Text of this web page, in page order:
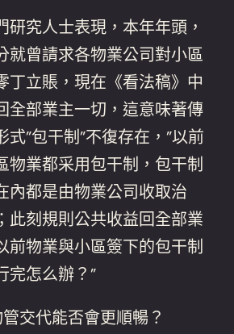
研究人士表現，本年年頭，
就曾請求各物業公司對小區
丁立賬，現在《看法稿》中
全部業主一切，這意味著傳
”包干制”不復存在，”以前
物業都采用包干制，包干制
內都是由物業公司收取治
此刻規則公共收益回全部業
前物業與小區簽下的包干制
完怎么辦？”
交代能否會更順暢？